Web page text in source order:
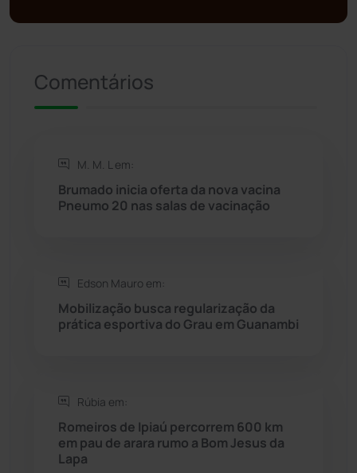
Política (03)
Riacho de Santana
Rio de Contas
Rio do Antônio
Saúde
Seabra (50)
Sítio do Mato
Sudoeste Baiano
Comentários
M. M. L em:
Brumado inicia oferta da nova vacina
Pneumo 20 nas salas de vacinação
Edson Mauro em:
Mobilização busca regularização da
prática esportiva do Grau em Guanambi
Rúbia em:
Romeiros de Ipiaú percorrem 600 km
em pau de arara rumo a Bom Jesus da
Lapa